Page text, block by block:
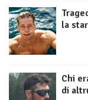
la
Chi
di